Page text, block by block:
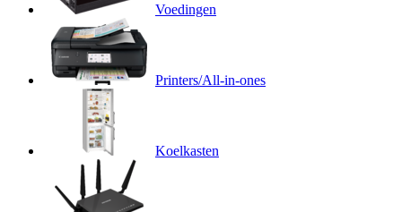
Voedingen
Printers/All-in-ones
Koelkasten